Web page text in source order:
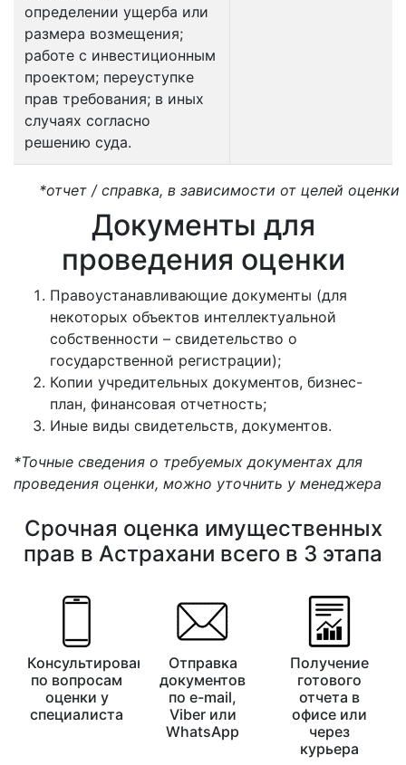
определении ущерба или
размера возмещения;
работе с инвестиционным
проектом; переуступке
прав требования; в иных
случаях согласно
решению суда.
*отчет / справка, в зависимости от целей оценки
Документы для
проведения оценки
Правоустанавливающие документы (для
некоторых объектов интеллектуальной
собственности – свидетельство о
государственной регистрации);
Копии учредительных документов, бизнес-
план, финансовая отчетность;
Иные виды свидетельств, документов.
*Точные сведения о требуемых документах для
проведения оценки, можно уточнить у менеджера
Срочная оценка имущественных
прав в Астрахани всего в 3 этапа
Консультирование
по вопросам
оценки у
специалиста
Отправка
документов
по e-mail,
Viber или
WhatsApp
Получение
готового
отчета в
офисе или
через
курьера